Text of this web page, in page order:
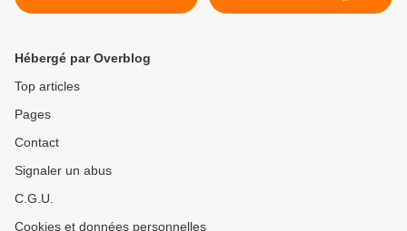
Marie Delarue) >
Hébergé par Overblog
Top articles
Pages
Contact
Signaler un abus
C.G.U.
Cookies et données personnelles